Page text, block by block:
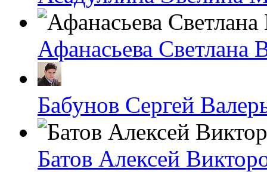
Афанасьева Светлана
Бабунов Сергей
Батов Алексей